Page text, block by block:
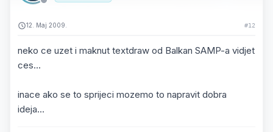
12. Maj 2009. #12
neko ce uzet i maknut textdraw od Balkan SAMP-a vidjet
ces...
inace ako se to sprijeci mozemo to napravit dobra
ideja...